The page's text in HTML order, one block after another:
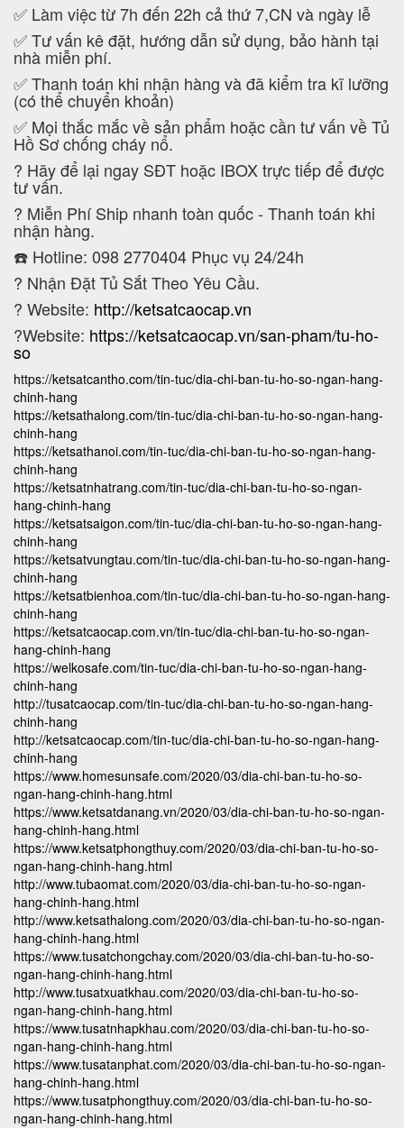
✅ Làm việc từ 7h đến 22h cả thứ 7,CN và ngày lễ
✅ Tư vấn kê đặt, hướng dẫn sử dụng, bảo hành tại
nhà miễn phí.
✅ Thanh toán khi nhận hàng và đã kiểm tra kĩ lưỡng
(có thể chuyển khoản)
✅ Mọi thắc mắc về sản phẩm hoặc cần tư vấn về Tủ
Hồ Sơ chống cháy nổ.
? Hãy để lại ngay SĐT hoặc IBOX trực tiếp để được
tư vấn.
? Miễn Phí Ship nhanh toàn quốc - Thanh toán khi
nhận hàng.
☎️ Hotline: 098 2770404 Phục vụ 24/24h
? Nhận Đặt Tủ Sắt Theo Yêu Cầu.
? Website: http://ketsatcaocap.vn
?Website: https://ketsatcaocap.vn/san-pham/tu-ho-
so
https://ketsatcantho.com/tin-tuc/dia-chi-ban-tu-ho-so-ngan-hang-
chinh-hang
https://ketsathalong.com/tin-tuc/dia-chi-ban-tu-ho-so-ngan-hang-
chinh-hang
https://ketsathanoi.com/tin-tuc/dia-chi-ban-tu-ho-so-ngan-hang-
chinh-hang
https://ketsatnhatrang.com/tin-tuc/dia-chi-ban-tu-ho-so-ngan-
hang-chinh-hang
https://ketsatsaigon.com/tin-tuc/dia-chi-ban-tu-ho-so-ngan-hang-
chinh-hang
https://ketsatvungtau.com/tin-tuc/dia-chi-ban-tu-ho-so-ngan-hang-
chinh-hang
https://ketsatbienhoa.com/tin-tuc/dia-chi-ban-tu-ho-so-ngan-hang-
chinh-hang
https://ketsatcaocap.com.vn/tin-tuc/dia-chi-ban-tu-ho-so-ngan-
hang-chinh-hang
https://welkosafe.com/tin-tuc/dia-chi-ban-tu-ho-so-ngan-hang-
chinh-hang
http://tusatcaocap.com/tin-tuc/dia-chi-ban-tu-ho-so-ngan-hang-
chinh-hang
http://ketsatcaocap.com/tin-tuc/dia-chi-ban-tu-ho-so-ngan-hang-
chinh-hang
https://www.homesunsafe.com/2020/03/dia-chi-ban-tu-ho-so-
ngan-hang-chinh-hang.html
https://www.ketsatdanang.vn/2020/03/dia-chi-ban-tu-ho-so-ngan-
hang-chinh-hang.html
https://www.ketsatphongthuy.com/2020/03/dia-chi-ban-tu-ho-so-
ngan-hang-chinh-hang.html
http://www.tubaomat.com/2020/03/dia-chi-ban-tu-ho-so-ngan-
hang-chinh-hang.html
http://www.ketsathalong.com/2020/03/dia-chi-ban-tu-ho-so-ngan-
hang-chinh-hang.html
https://www.tusatchongchay.com/2020/03/dia-chi-ban-tu-ho-so-
ngan-hang-chinh-hang.html
http://www.tusatxuatkhau.com/2020/03/dia-chi-ban-tu-ho-so-
ngan-hang-chinh-hang.html
https://www.tusatnhapkhau.com/2020/03/dia-chi-ban-tu-ho-so-
ngan-hang-chinh-hang.html
https://www.tusatanphat.com/2020/03/dia-chi-ban-tu-ho-so-ngan-
hang-chinh-hang.html
https://www.tusatphongthuy.com/2020/03/dia-chi-ban-tu-ho-so-
ngan-hang-chinh-hang.html